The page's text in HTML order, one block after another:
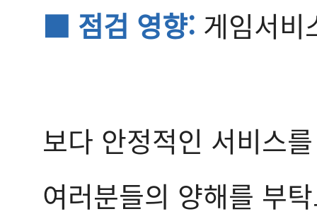
■ 점검 영향: 게임서비
보다 안정적인 서비스
여러분들의 양해를 부